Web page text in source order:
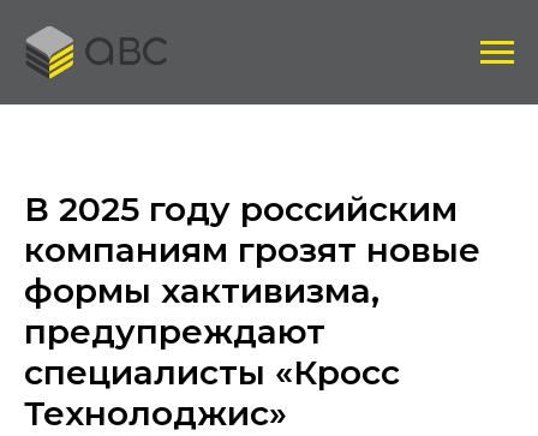
В 2025 году российским
компаниям грозят новые
формы хактивизма,
предупреждают
специалисты «Кросс
Технолоджис»